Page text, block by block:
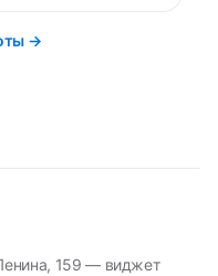
→
159 — виджет